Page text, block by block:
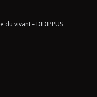
du vivant – DIDIPPUS